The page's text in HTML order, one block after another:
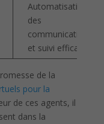
Automatisation
des
communications
et suivi efficace
de la
pour la
de ces agents, il
dans la